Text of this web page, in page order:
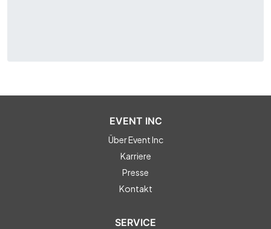
EVENT INC
Über Event Inc
Karriere
Presse
Kontakt
SERVICE